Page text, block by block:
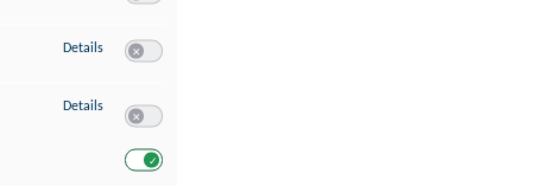
Details zu Verwendung von Profilen zur Auswahl personalisierter Werbung
Details zu Messung der Werbeleistung